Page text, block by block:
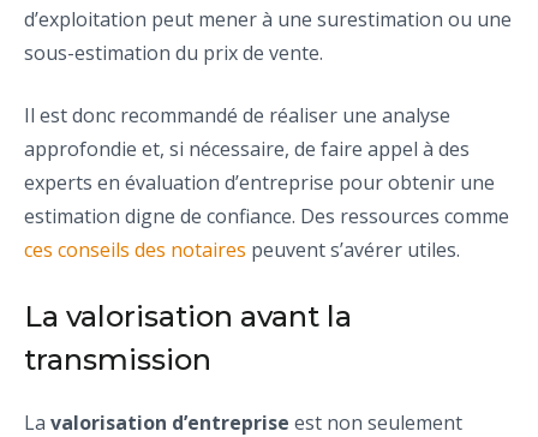
d’exploitation peut mener à une surestimation ou une
sous-estimation du prix de vente.
Il est donc recommandé de réaliser une analyse
approfondie et, si nécessaire, de faire appel à des
experts en évaluation d’entreprise pour obtenir une
estimation digne de confiance. Des ressources comme
ces conseils des notaires peuvent s’avérer utiles.
La valorisation avant la
transmission
La valorisation d’entreprise est non seulement